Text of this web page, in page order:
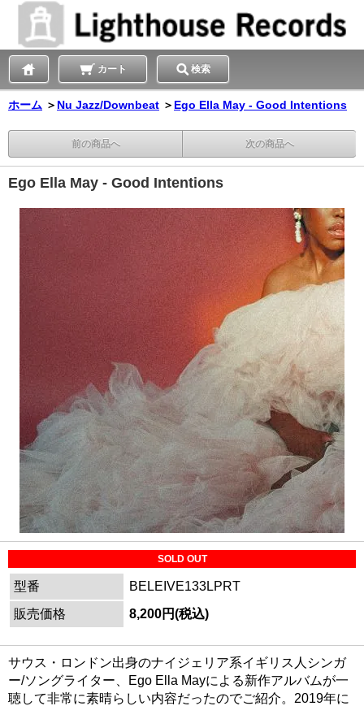
カート 検索
ホーム ＞ Nu Jazz/Downbeat ＞ Ego Ella May - Good Intentions
前の商品へ 次の商品へ
Ego Ella May - Good Intentions
SOLD OUT
型番
BELEIVE133LPRT
販売価格
8,200円(税込)
サウス・ロンドン出身のナイジェリア系イギリス人シンガ
ー/ソングライター、Ego Ella Mayによる新作アルバムが一
聴して非常に素晴らしい内容だったのでご紹介。2019年に